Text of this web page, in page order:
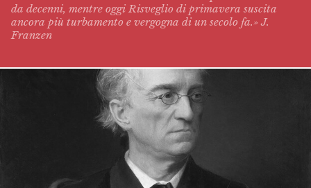
da decenni, mentre oggi Risveglio di primavera suscita
ancora più turbamento e vergogna di un secolo fa.» J.
Franzen